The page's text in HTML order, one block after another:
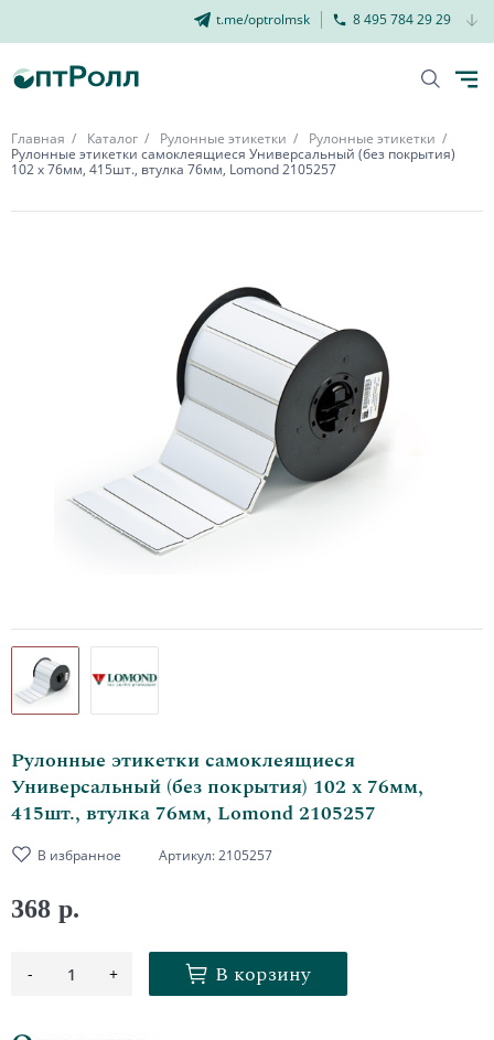
t.me/optrolmsk 8 495 784 29 29
Главная Каталог Рулонные этикетки
Рулонные этикетки
Рулонные этикетки самоклеящиеся Универсальный (без покрытия)
102 х 76мм, 415шт., втулка 76мм, Lomond 2105257
Рулонные этикетки самоклеящиеся
Универсальный (без покрытия) 102 х 76мм,
415шт., втулка 76мм, Lomond 2105257
В избранное Артикул:2105257
368 р.
- 1 + В корзину